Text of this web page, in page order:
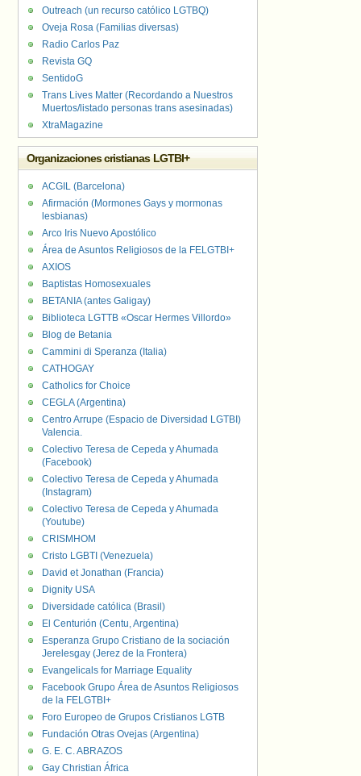
Outreach (un recurso católico LGTBQ)
Oveja Rosa (Familias diversas)
Radio Carlos Paz
Revista GQ
SentidoG
Trans Lives Matter (Recordando a Nuestros
Muertos/listado personas trans asesinadas)
XtraMagazine
Organizaciones cristianas LGTBI+
ACGIL (Barcelona)
Afirmación (Mormones Gays y mormonas
lesbianas)
Arco Iris Nuevo Apostólico
Área de Asuntos Religiosos de la FELGTBI+
AXIOS
Baptistas Homosexuales
BETANIA (antes Galigay)
Biblioteca LGTTB «Oscar Hermes Villordo»
Blog de Betania
Cammini di Speranza (Italia)
CATHOGAY
Catholics for Choice
CEGLA (Argentina)
Centro Arrupe (Espacio de Diversidad LGTBI)
Valencia.
Colectivo Teresa de Cepeda y Ahumada
(Facebook)
Colectivo Teresa de Cepeda y Ahumada
(Instagram)
Colectivo Teresa de Cepeda y Ahumada
(Youtube)
CRISMHOM
Cristo LGBTI (Venezuela)
David et Jonathan (Francia)
Dignity USA
Diversidade católica (Brasil)
El Centurión (Centu, Argentina)
Esperanza Grupo Cristiano de la sociación
Jerelesgay (Jerez de la Frontera)
Evangelicals for Marriage Equality
Facebook Grupo Área de Asuntos Religiosos
de la FELGTBI+
Foro Europeo de Grupos Cristianos LGTB
Fundación Otras Ovejas (Argentina)
G. E. C. ABRAZOS
Gay Christian África